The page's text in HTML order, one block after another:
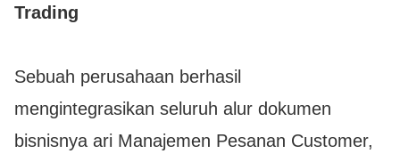
Trading
Sebuah perusahaan berhasil
mengintegrasikan seluruh alur dokumen
bisnisnya ari Manajemen Pesanan Customer,